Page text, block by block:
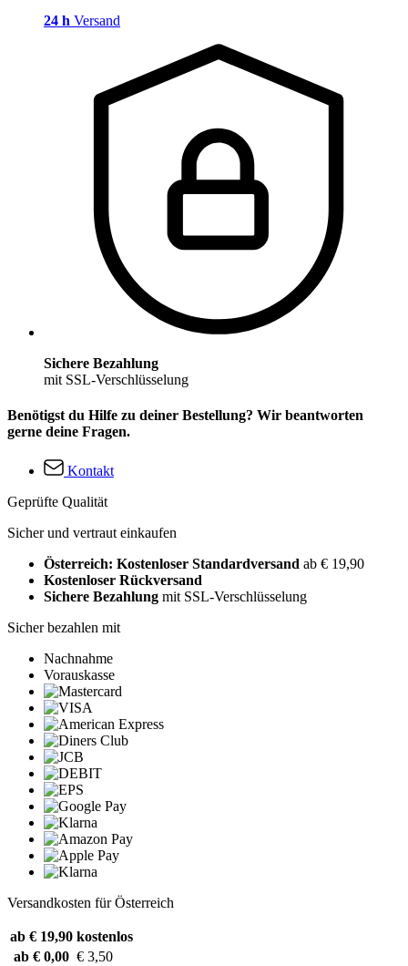
24 h Versand
Sichere Bezahlung
mit SSL-Verschlüsselung
Benötigst du Hilfe zu deiner Bestellung? Wir beantworten
gerne deine Fragen.
Kontakt
Geprüfte Qualität
Sicher und vertraut einkaufen
Österreich: Kostenloser Standardversand ab € 19,90
Kostenloser Rückversand
Sichere Bezahlung mit SSL-Verschlüsselung
Sicher bezahlen mit
Nachnahme
Vorauskasse
Versandkosten für Österreich
ab € 19,90 kostenlos
ab € 0,00 € 3,50